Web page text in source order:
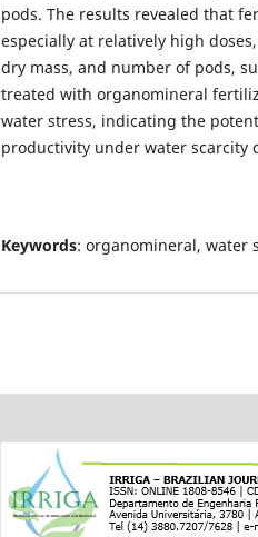
pods. The results revealed that
especially at relatively high
dry mass, and number of pods,
treated with organomineral
water stress, indicating the
productivity under water scarcity
Keywords: organomineral, water